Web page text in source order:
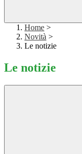
Home >
Novità >
Le notizie
Le notizie